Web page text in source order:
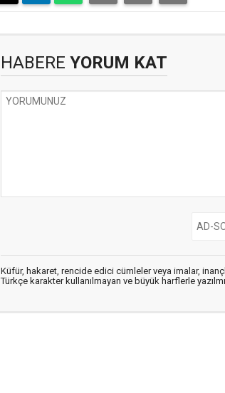
HABERE YORUM KAT
Küfür, hakaret, rencide edici cümleler veya imalar,
Türkçe karakter kullanılmayan ve büyük harflerle